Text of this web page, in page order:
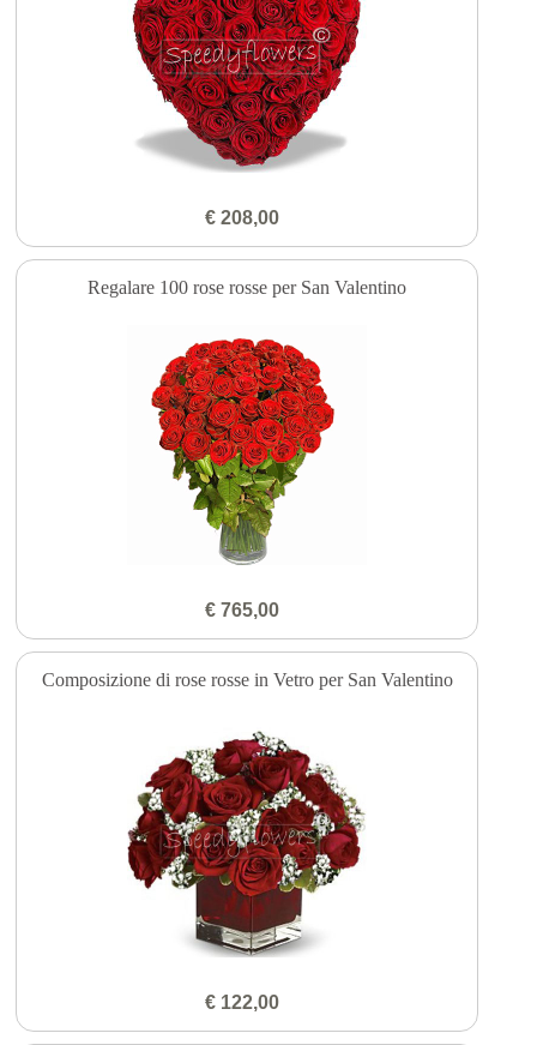
€ 208,00
Regalare 100 rose rosse per San Valentino
€ 765,00
Composizione di rose rosse in Vetro per San Valentino
€ 122,00